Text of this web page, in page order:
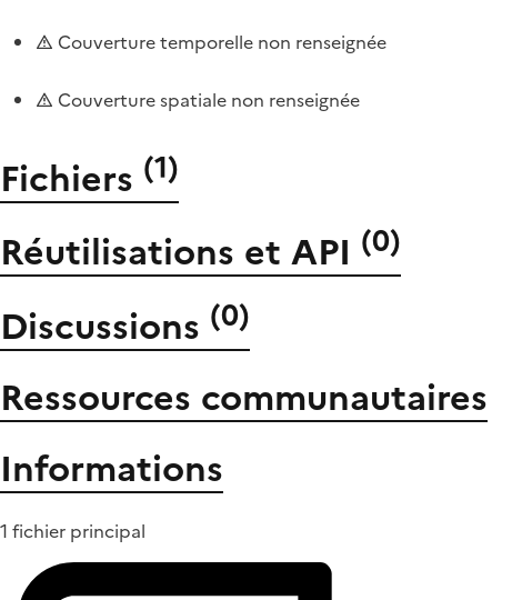
Couverture temporelle non renseignée
Couverture spatiale non renseignée
Fichiers (1)
Réutilisations et API (0)
Discussions (0)
Ressources communautaires
Informations
1 fichier principal